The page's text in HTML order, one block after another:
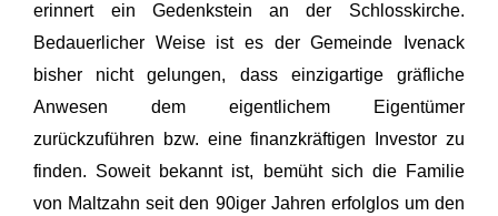
erinnert ein Gedenkstein an der Schlosskirche.
Bedauerlicher Weise ist es der Gemeinde Ivenack
bisher nicht gelungen, dass einzigartige gräfliche
Anwesen dem eigentlichem Eigentümer
zurückzuführen bzw. eine finanzkräftigen Investor zu
finden. Soweit bekannt ist, bemüht sich die Familie
von Maltzahn seit den 90iger Jahren erfolglos um den